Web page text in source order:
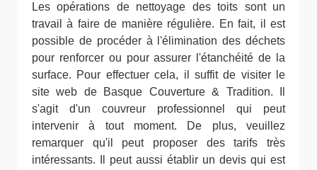
Les opérations de nettoyage des toits sont un
travail à faire de manière régulière. En fait, il est
possible de procéder à l'élimination des déchets
pour renforcer ou pour assurer l'étanchéité de la
surface. Pour effectuer cela, il suffit de visiter le
site web de Basque Couverture & Tradition. Il
s'agit d'un couvreur professionnel qui peut
intervenir à tout moment. De plus, veuillez
remarquer qu'il peut proposer des tarifs très
intéressants. Il peut aussi établir un devis qui est